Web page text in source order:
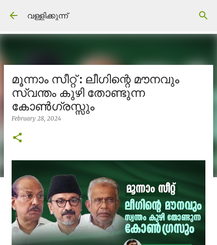
വള്ളിക്കുന്ന്
മൂന്നാം സീറ്റ് : ലീഗിന്റെ മൗനവും
സ്വന്തം കുഴി തോണ്ടുന്ന
കോൺഗ്രസ്സും
February 28, 2024